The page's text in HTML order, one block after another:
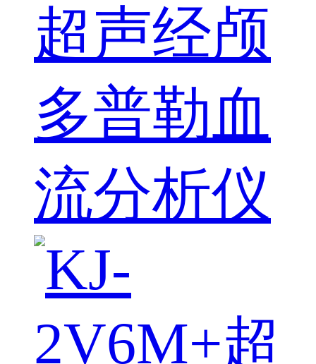
超声经颅
多普勒血
流分析仪